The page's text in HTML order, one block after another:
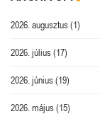
2026. augusztus(1)
2026. július(17)
2026. június(19)
2026. május(15)